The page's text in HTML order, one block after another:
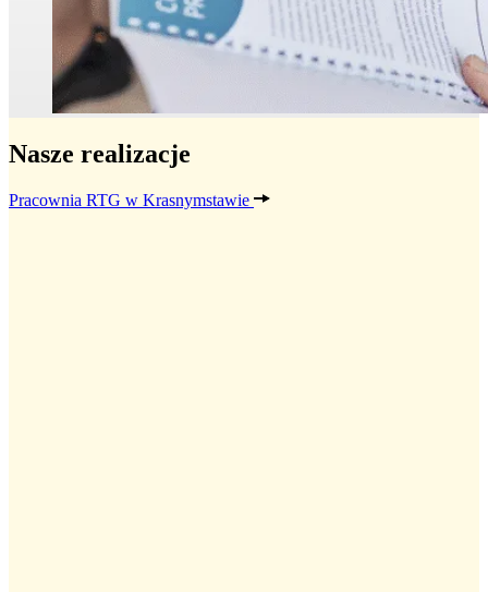
Nasze realizacje
Pracownia RTG w Krasnymstawie